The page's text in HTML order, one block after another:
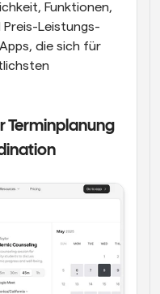
Funktionen,
Leistungs-
die sich für
Terminplanung